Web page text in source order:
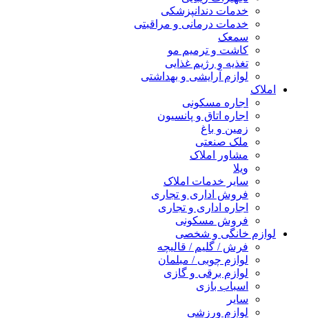
خدمات دندانپزشکی
خدمات درمانی و مراقبتی
سمعک
کاشت و ترمیم مو
تغذیه و رژیم غذایی
لوازم آرایشی و بهداشتی
املاک
اجاره مسکونی
اجاره اتاق و پانسیون
زمین و باغ
ملک صنعتی
مشاور املاک
ویلا
سایر خدمات املاک
فروش اداری و تجاری
اجاره اداری و تجاری
فروش مسکونی
لوازم خانگی و شخصی
فرش / گلیم / قالیچه
لوازم چوبی / مبلمان
لوازم برقی و گازی
اسباب بازی
سایر
لوازم ورزشی